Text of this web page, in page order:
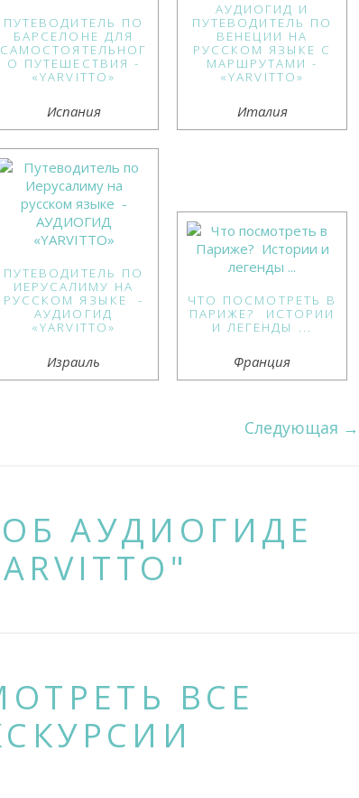
ПУТЕВОДИТЕЛЬ ПО
БАРСЕЛОНЕ ДЛЯ
САМОСТОЯТЕЛЬНОГ
О ПУТЕШЕСТВИЯ -
«YARVITTO»
Испания
АУДИОГИД И
ПУТЕВОДИТЕЛЬ ПО
ВЕНЕЦИИ НА
РУССКОМ ЯЗЫКЕ С
МАРШРУТАМИ -
«YARVITTO»
Италия
ПУТЕВОДИТЕЛЬ ПО
ИЕРУСАЛИМУ НА
РУССКОМ ЯЗЫКЕ -
АУДИОГИД
«YARVITTO»
Израиль
ЧТО ПОСМОТРЕТЬ В
ПАРИЖЕ? ИСТОРИИ
И ЛЕГЕНДЫ ...
Франция
Следующая →
АУДИОГИДЕ
ВСЕ